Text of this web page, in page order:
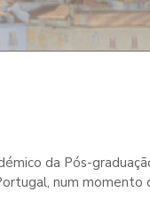
da Pós-
num momento